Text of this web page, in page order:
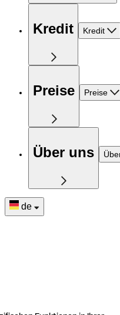
Kredit Kredit
Preise Preise
Über uns
de